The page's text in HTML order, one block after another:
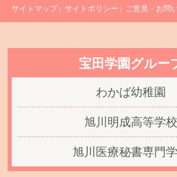
サイトマップ サイトポリシー ご意見・お問
宝田学園グルー
わかば幼稚園
旭川明成高等学校
旭川医療秘書専門